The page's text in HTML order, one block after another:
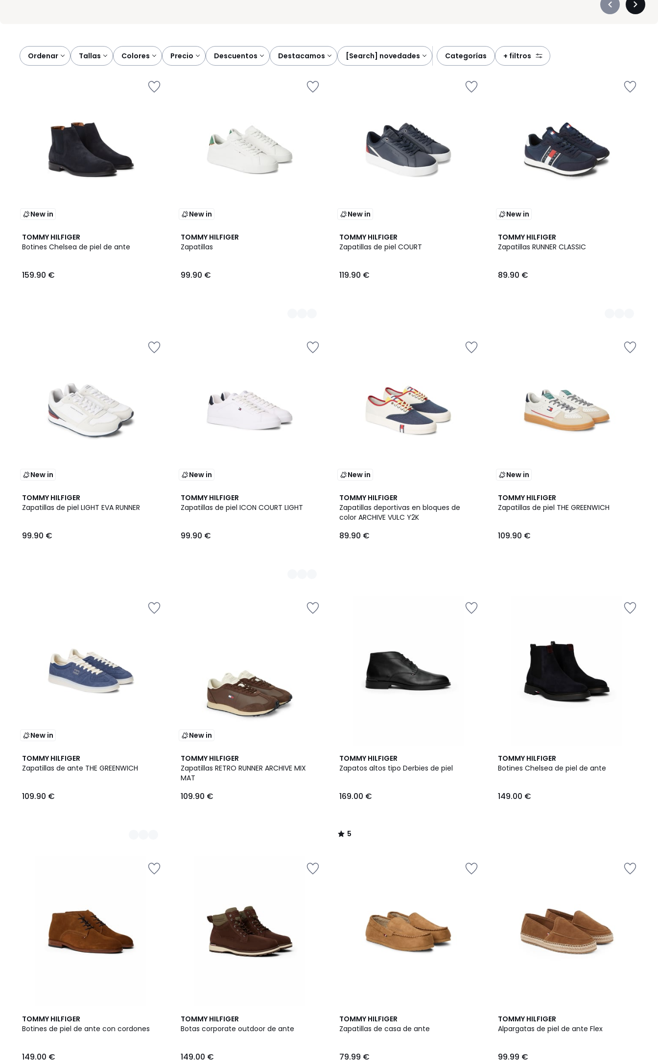
Précédent
Ordenar
tallas colores precio descuentos destacamos [search] novedades categorías + filtros
New in
TOMMY HILFIGER
Botines Chelsea de piel de ante
€.
159.90 €
New in
TOMMY HILFIGER
Zapatillas
99.90 €
2
Colores
New in
TOMMY HILFIGER
Zapatillas de piel COURT
119.90 €
New in
TOMMY HILFIGER
Zapatillas RUNNER CLASSIC
89.90 €
2
Colores
New in
TOMMY HILFIGER
Zapatillas de piel LIGHT EVA RUNNER
99.90 €
New in
TOMMY HILFIGER
Zapatillas de piel ICON COURT LIGHT
99.90 €
2
Colores
New in
TOMMY HILFIGER
Zapatillas deportivas en bloques de
color ARCHIVE VULC Y2K
89.90 €
New in
TOMMY HILFIGER
Zapatillas de piel THE GREENWICH
109.90 €
New in
TOMMY HILFIGER
Zapatillas de ante THE GREENWICH
109.90 €
2
Colores
New in
TOMMY HILFIGER
Zapatillas RETRO RUNNER ARCHIVE MIX
MAT
109.90 €
TOMMY HILFIGER
Zapatos altos tipo Derbies de piel
169.00 €
5
/
5
/
TOMMY HILFIGER
Botines Chelsea de piel de ante
149.00 €
TOMMY HILFIGER
Botines de piel de ante con cordones
149.00 €
5
/
TOMMY HILFIGER
Botas corporate outdoor de ante
149.00 €
TOMMY HILFIGER
Zapatillas de casa de ante
79.99 €
TOMMY HILFIGER
Alpargatas de piel de ante Flex
99.99 €
5
/